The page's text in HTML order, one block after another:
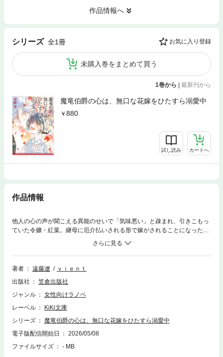
作品情報へ
シリーズ 全1冊 お気に入り登録
未購入巻をまとめて買う
1巻から | 最新刊から
魔竜伯爵の心は、無口な花嫁をひたすら溺愛中
880
試し読み カートへ
作品情報
他人の心の声が聞こえる異能のせいで「気味悪い」と疎まれ、引きこもっ
ていた令嬢・紅葉。継母に厄介払いされる形で嫁がされることになったの
は「魔竜伯爵」と恐れられる冷酷無比の陸軍中佐・御子神竜星だった。花
嫁候補が次々逃げ出したという噂の男。だが、紅葉にだけ聞こえる彼の本
音は…《こんなにかわいい娘が地上にいたのか》《女神だ。守らなけれ
ば！》《彼女を傷つける奴は許さない。絶対にだ》氷の伯爵の心の中は溺
け紅葉は──!?
著者 遠藤遼
ｖｉｅｎｔ
出版社
笠倉出版社
ジャンル
女性向けラノベ
レーベル
KiKi文庫
シリーズ
魔竜伯爵の心は、無口な花嫁をひたすら溺愛中
電子版配信開始日
2026/05/08
ファイルサイズ
- MB